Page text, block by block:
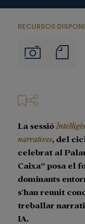
RECURSOS
Imágenes
de
La sessió
narratives, del
celebrat al
Caixa” posa el
dominants
s'han reunit
treballar
IA.